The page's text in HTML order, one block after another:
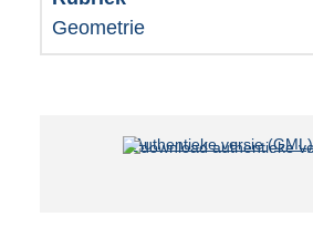
Geometrie
Authentieke versie (GML)